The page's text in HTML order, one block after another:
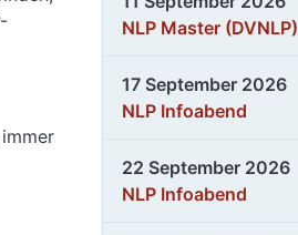
NLP Master (DVNLP)
17 September 2026
NLP Infoabend
22 September 2026
NLP Infoabend